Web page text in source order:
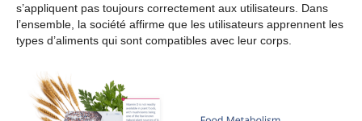
s’appliquent pas toujours correctement aux utilisateurs. Dans
l’ensemble, la société affirme que les utilisateurs apprennent les
types d’aliments qui sont compatibles avec leur corps.